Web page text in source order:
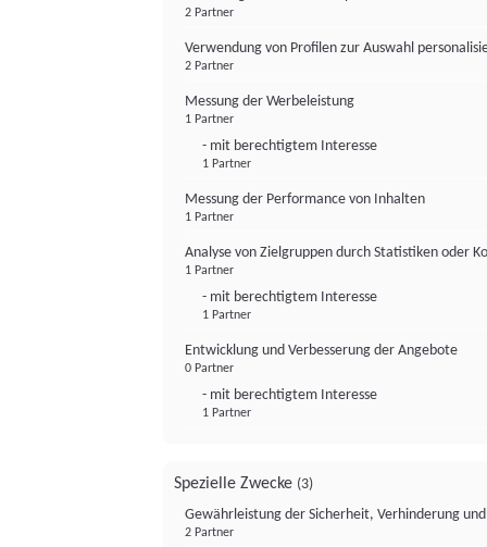
2 Partner
Verwendung von Profilen zur Auswahl
2 Partner
Messung der Werbeleistung
1 Partner
- mit berechtigtem Interesse
1 Partner
Messung der Performance von Inhalten
1 Partner
Analyse von Zielgruppen durch Statistiken oder
1 Partner
- mit berechtigtem Interesse
1 Partner
Entwicklung und Verbesserung der Angebote
0 Partner
- mit berechtigtem Interesse
1 Partner
Spezielle Zwecke (3)
Gewährleistung der Sicherheit, Verhinderung
2 Partner